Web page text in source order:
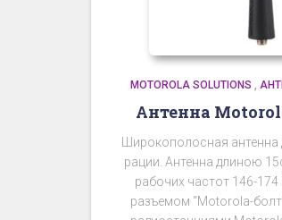
MOTOROLA SOLUTIONS
Антенна
Широкополосная антенна
рации. Антенна длиною
рабочих частот 146-
разъемом “Motorola-